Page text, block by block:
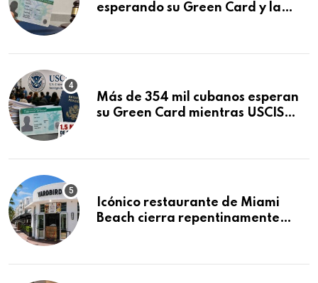
esperando su Green Card y la
Más de 354 mil cubanos esperan
su Green Card mientras USCIS
Icónico restaurante de Miami
Beach cierra repentinamente